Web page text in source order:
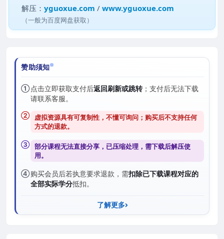
解压：yguoxue.com /www.yguoxue.com
（一般为百度网盘获取）
赞助须知
①点击立即获取支付后返回刷新或跳转；支付后无法下载
请联系客服。
② 虚拟资源具有可复制性，不懂可询问；购买后不支持任何
方式的退款。
③ 部分课程无法直接分享，已压缩处理，需下载后解压使
用。
④购买会员后若执意要求退款，需扣除已下载课程对应的
全部实际学分抵扣。
了解更多